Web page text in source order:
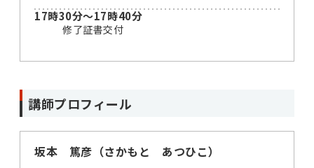
17時30分～17時40分
修了証書交付
講師プロフィール
坂本 篤彦（さかもと あつひこ）